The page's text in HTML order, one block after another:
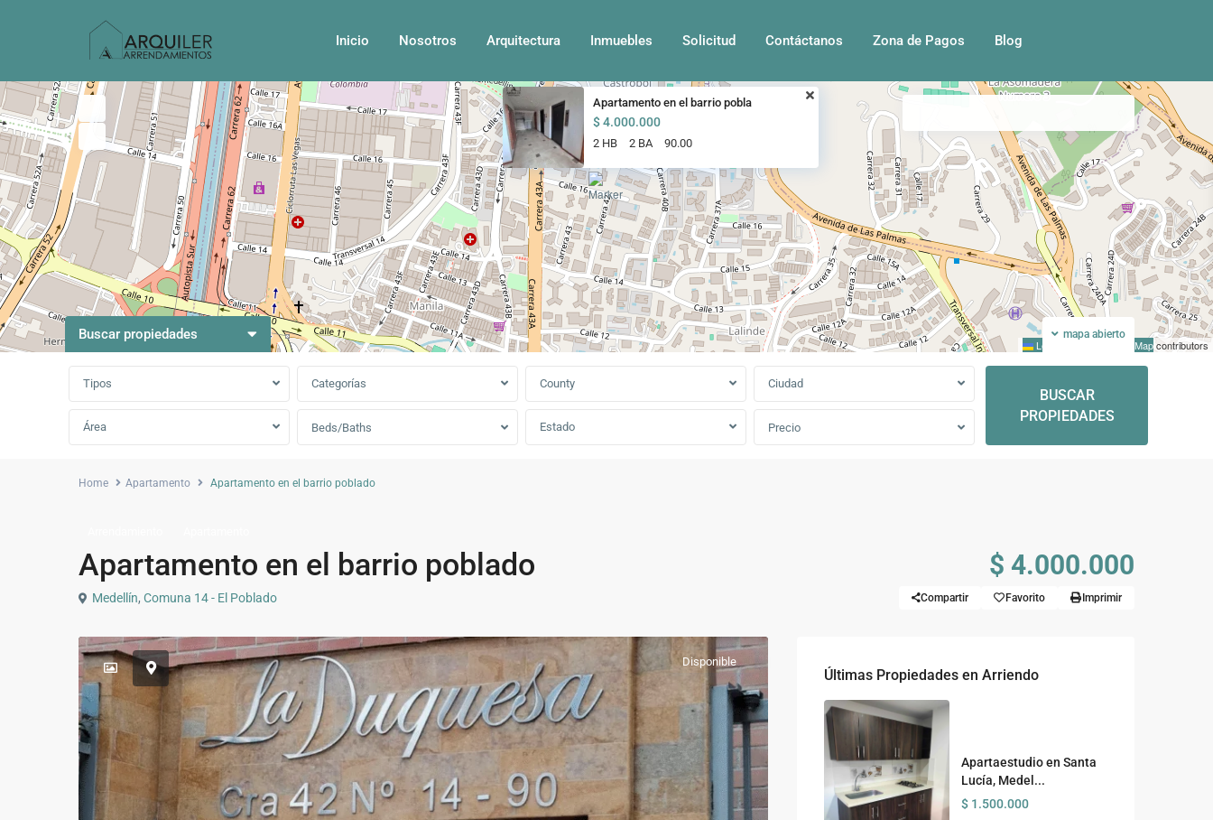
Inicio Nosotros Arquitectura Inmuebles Solicitud Contáctanos Zona de Pagos Blog
Apartamento en el barrio pobla
$ 4.000.000
2 HB 2 BA 90.00
Leaflet OpenStreetMapcontributors
mapa abierto
Buscar propiedades
Tipos Categorías County Ciudad
Área Beds/Baths Estado Precio
BUSCAR
PROPIEDADES
Home Apartamento Apartamento en el barrio poblado
Apartamento en el barrio poblado $ 4.000.000
Medellín, Comuna 14 - El Poblado Compartir Favorito Imprimir
Disponible
Últimas Propiedades en Arriendo
Apartaestudio en Santa
Lucía, Medel...
$ 1.500.000